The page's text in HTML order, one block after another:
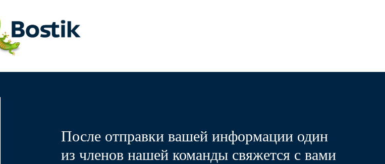
После отправки вашей информации один
из членов нашей команды свяжется с вами